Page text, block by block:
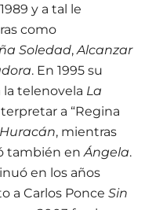
y a tal le
como
Soledad, Alcanzar
. En 1995 su
telenovela La
a “Regina
Huracán, mientras
también en Ángela.
en los años
a Carlos Ponce Sin